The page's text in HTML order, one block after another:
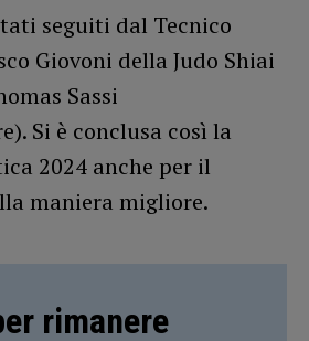
seguiti dal Tecnico
Giovoni della Judo Shiai
Sassi
Si è conclusa così la
2024 anche per il
maniera migliore.
rimanere